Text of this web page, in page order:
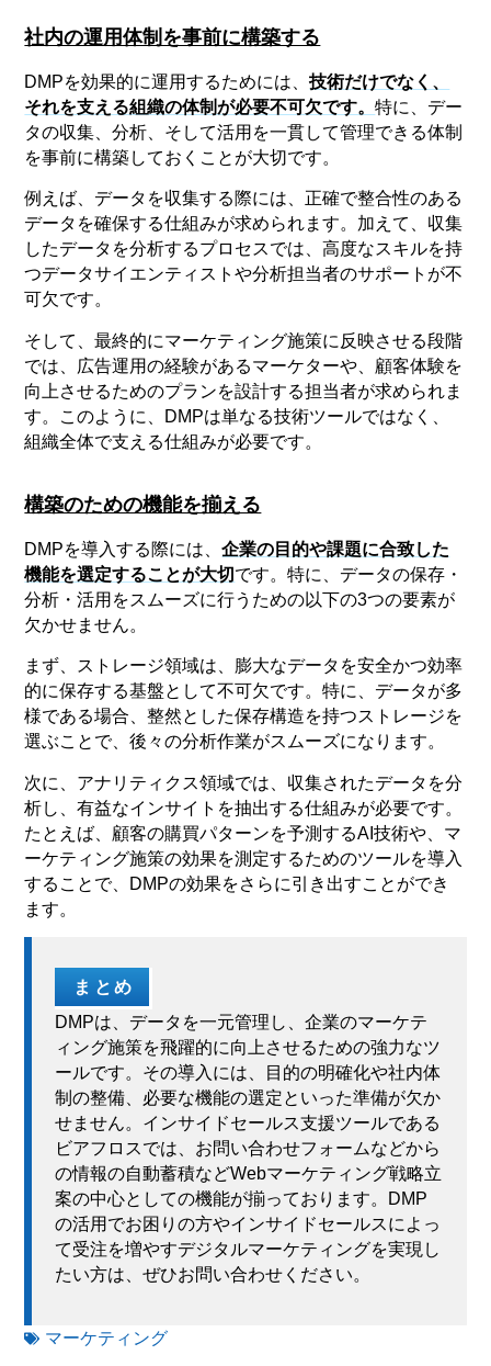
社内の運用体制を事前に構築する
DMPを効果的に運用するためには、技術だけでなく、
それを支える組織の体制が必要不可欠です。特に、デー
タの収集、分析、そして活用を一貫して管理できる体制
を事前に構築しておくことが大切です。
例えば、データを収集する際には、正確で整合性のある
データを確保する仕組みが求められます。加えて、収集
したデータを分析するプロセスでは、高度なスキルを持
つデータサイエンティストや分析担当者のサポートが不
可欠です。
そして、最終的にマーケティング施策に反映させる段階
では、広告運用の経験があるマーケターや、顧客体験を
向上させるためのプランを設計する担当者が求められま
す。このように、DMPは単なる技術ツールではなく、
組織全体で支える仕組みが必要です。
構築のための機能を揃える
DMPを導入する際には、企業の目的や課題に合致した
機能を選定することが大切です。特に、データの保存・
分析・活用をスムーズに行うための以下の3つの要素が
欠かせません。
まず、ストレージ領域は、膨大なデータを安全かつ効率
的に保存する基盤として不可欠です。特に、データが多
様である場合、整然とした保存構造を持つストレージを
選ぶことで、後々の分析作業がスムーズになります。
次に、アナリティクス領域では、収集されたデータを分
析し、有益なインサイトを抽出する仕組みが必要です。
たとえば、顧客の購買パターンを予測するAI技術や、マ
ーケティング施策の効果を測定するためのツールを導入
することで、DMPの効果をさらに引き出すことができ
ます。
まとめ
DMPは、データを一元管理し、企業のマーケテ
ィング施策を飛躍的に向上させるための強力なツ
ールです。その導入には、目的の明確化や社内体
制の整備、必要な機能の選定といった準備が欠か
せません。インサイドセールス支援ツールである
ビアフロスでは、お問い合わせフォームなどから
の情報の自動蓄積などWebマーケティング戦略立
案の中心としての機能が揃っております。DMP
の活用でお困りの方やインサイドセールスによっ
て受注を増やすデジタルマーケティングを実現し
たい方は、ぜひお問い合わせください。
マーケティング